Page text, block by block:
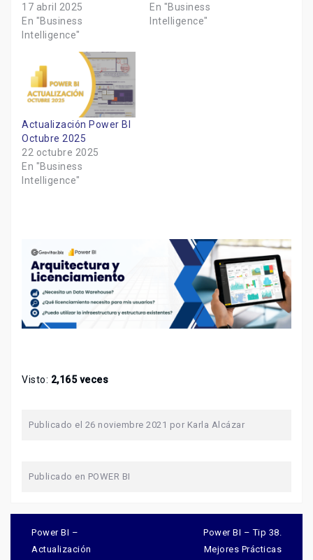
17 abril 2025
En "Business
Intelligence"
En "Business
Intelligence"
Actualización Power BI
Octubre 2025
22 octubre 2025
En "Business
Intelligence"
Visto: 2,165 veces
Publicado el 26 noviembre 2021 por Karla Alcázar
Publicado en POWER BI
entradas
Power BI –
Actualización
Power BI – Tip 38.
Mejores Prácticas